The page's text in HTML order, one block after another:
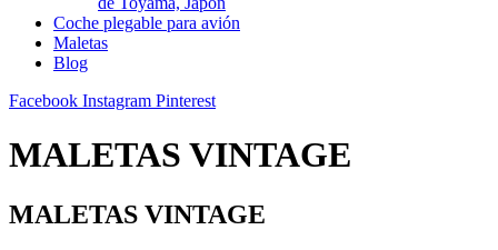
Coche plegable para avión
Maletas
Blog
Facebook Instagram Pinterest
MALETAS VINTAGE
MALETAS VINTAGE